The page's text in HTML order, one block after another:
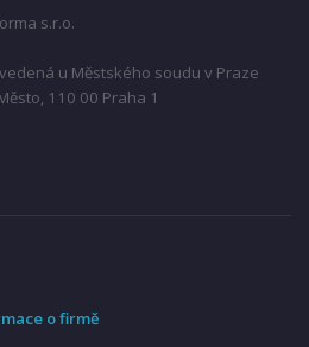
s.r.o.
u Městského soudu v Praze
110 00 Praha 1
o firmě